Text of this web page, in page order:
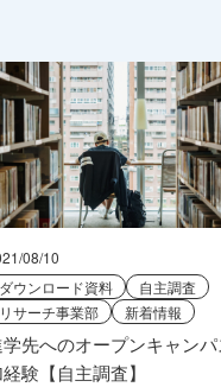
08/10
ダウンロード資料
自主調査
リサーチ事業部
新着情報
先へのオープンキャン
験【自主調査】